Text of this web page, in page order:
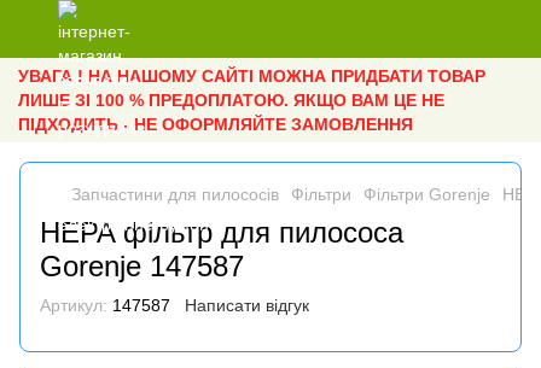
УВАГА ! НА НАШОМУ САЙТІ МОЖНА ПРИДБАТИ ТОВАР
ЛИШЕ ЗІ 100 % ПРЕДОПЛАТОЮ. ЯКЩО ВАМ ЦЕ НЕ
ПІДХОДИТЬ - НЕ ОФОРМЛЯЙТЕ ЗАМОВЛЕННЯ
Запчастини для пилососів Фільтри Фільтри Gorenje
HEPA фільтр для пилососа
Gorenje 147587
Артикул: 147587 Написати відгук